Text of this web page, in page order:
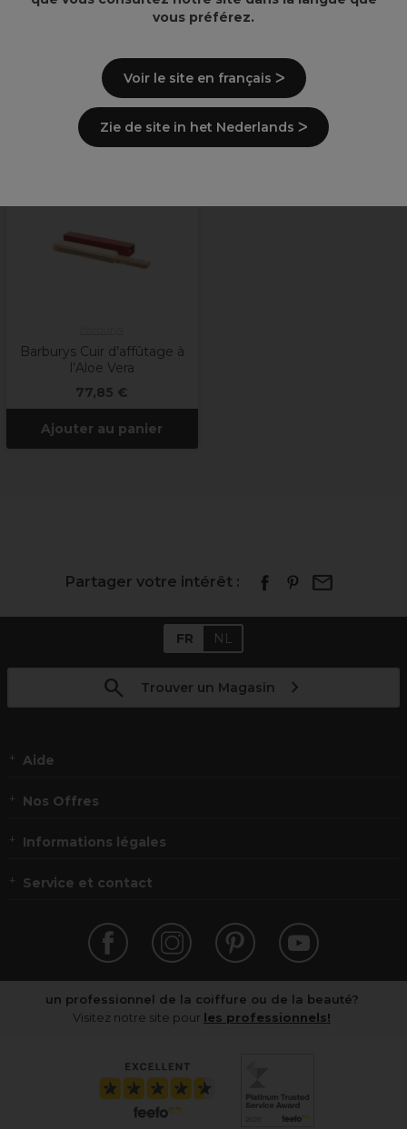
Derniers produits consultés
Barburys Cuir d’affûtage à
l’Aloe Vera
77,85 €
Ajouter au panier
Partager votre intérêt :
FR NL
Trouver un Magasin
Aide
Nos Offres
Informations légales
Service et contact
un professionnel de la coiffure ou de la beauté?
Visitez notre site pour les professionnels!
vous préférez.
Voir le site en français ᐳ
Zie de site in het Nederlands ᐳ